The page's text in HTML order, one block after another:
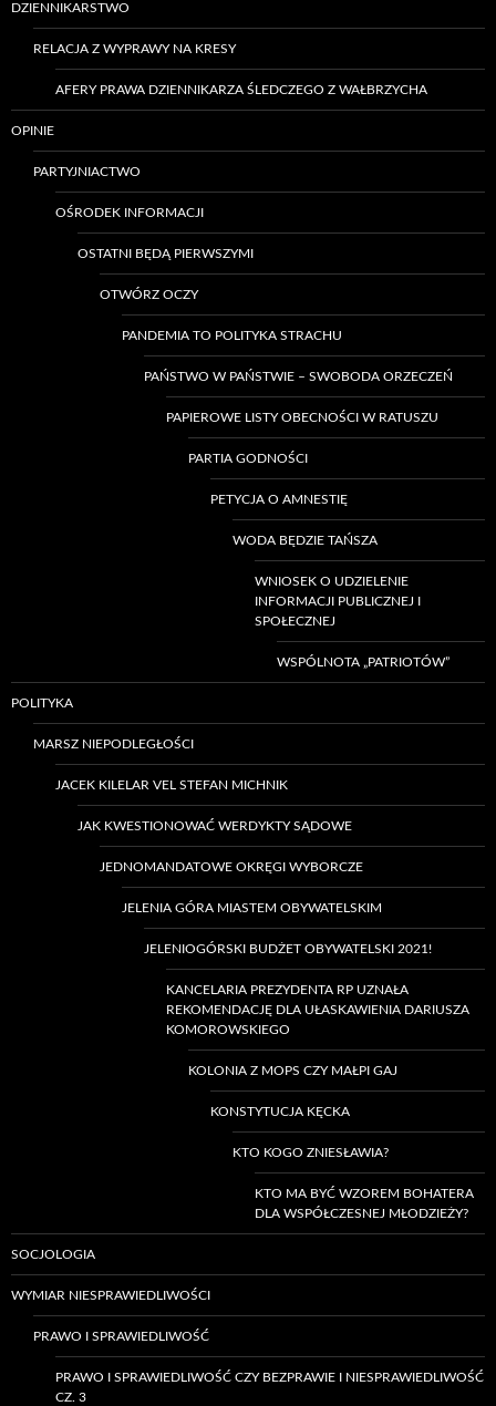
DZIENNIKARSTWO
RELACJA Z WYPRAWY NA KRESY
AFERY PRAWA DZIENNIKARZA ŚLEDCZEGO Z WAŁBRZYCHA
OPINIE
PARTYJNIACTWO
OŚRODEK INFORMACJI
OSTATNI BĘDĄ PIERWSZYMI
OTWÓRZ OCZY
PANDEMIA TO POLITYKA STRACHU
PAŃSTWO W PAŃSTWIE – SWOBODA ORZECZEŃ
PAPIEROWE LISTY OBECNOŚCI W RATUSZU
PARTIA GODNOŚCI
PETYCJA O AMNESTIĘ
WODA BĘDZIE TAŃSZA
WNIOSEK O UDZIELENIE
INFORMACJI PUBLICZNEJ I
SPOŁECZNEJ
WSPÓLNOTA „PATRIOTÓW”
POLITYKA
MARSZ NIEPODLEGŁOŚCI
JACEK KILELAR VEL STEFAN MICHNIK
JAK KWESTIONOWAĆ WERDYKTY SĄDOWE
JEDNOMANDATOWE OKRĘGI WYBORCZE
JELENIA GÓRA MIASTEM OBYWATELSKIM
JELENIOGÓRSKI BUDŻET OBYWATELSKI 2021!
KANCELARIA PREZYDENTA RP UZNAŁA
REKOMENDACJĘ DLA UŁASKAWIENIA DARIUSZA
KOMOROWSKIEGO
KOLONIA Z MOPS CZY MAŁPI GAJ
KONSTYTUCJA KĘCKA
KTO KOGO ZNIESŁAWIA?
KTO MA BYĆ WZOREM BOHATERA
DLA WSPÓŁCZESNEJ MŁODZIEŻY?
SOCJOLOGIA
WYMIAR NIESPRAWIEDLIWOŚCI
PRAWO I SPRAWIEDLIWOŚĆ
PRAWO I SPRAWIEDLIWOŚĆ CZY BEZPRAWIE I NIESPRAWIEDLIWOŚĆ
CZ. 3